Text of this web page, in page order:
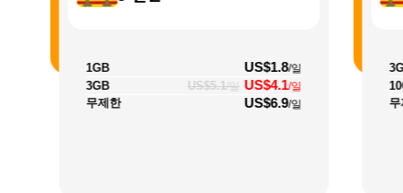
1GB US$1.8/일
3GB US$5.1/일 US$4.1/일
무제한 US$6.9/일